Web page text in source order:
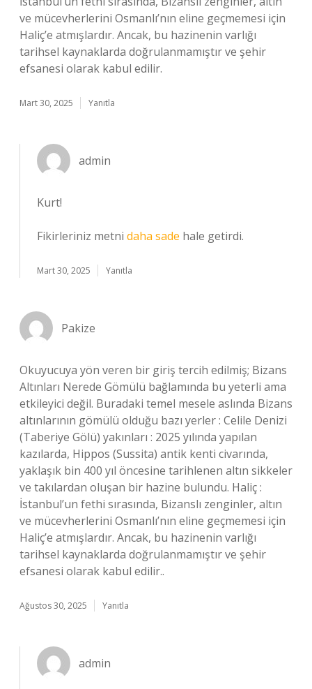
ve mücevherlerini Osmanlı’nın eline geçmemesi için
Haliç’e atmışlardır. Ancak, bu hazinenin varlığı
tarihsel kaynaklarda doğrulanmamıştır ve şehir
efsanesi olarak kabul edilir.
Mart 30, 2025 Yanıtla
admin
Kurt!
Fikirleriniz metni daha sade hale getirdi.
Mart 30, 2025 Yanıtla
Pakize
Okuyucuya yön veren bir giriş tercih edilmiş; Bizans
Altınları Nerede Gömülü bağlamında bu yeterli ama
etkileyici değil. Buradaki temel mesele aslında Bizans
altınlarının gömülü olduğu bazı yerler : Celile Denizi
(Taberiye Gölü) yakınları : 2025 yılında yapılan
kazılarda, Hippos (Sussita) antik kenti civarında,
yaklaşık bin 400 yıl öncesine tarihlenen altın sikkeler
ve takılardan oluşan bir hazine bulundu. Haliç :
İstanbul’un fethi sırasında, Bizanslı zenginler, altın
ve mücevherlerini Osmanlı’nın eline geçmemesi için
Haliç’e atmışlardır. Ancak, bu hazinenin varlığı
tarihsel kaynaklarda doğrulanmamıştır ve şehir
efsanesi olarak kabul edilir..
Ağustos 30, 2025 Yanıtla
admin